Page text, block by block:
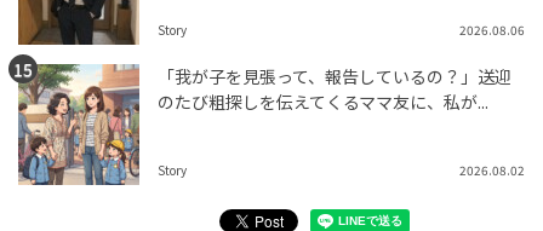
Story 2026.08.06
「我が子を見張って、報告しているの？」送迎
のたび粗探しを伝えてくるママ友に、私が...
Story 2026.08.02